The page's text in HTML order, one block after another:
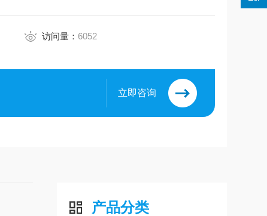
访问量： 6052
立即咨询
产品分类